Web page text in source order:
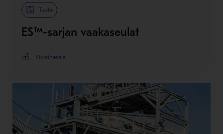
Tuote
ES™-sarjan vaakaseulat
Kiviainesala